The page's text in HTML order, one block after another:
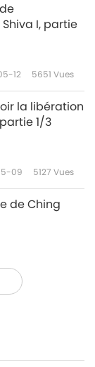
I, partie
12 5651 Vues
la libération
1/3
09 5127 Vues
de Ching
05